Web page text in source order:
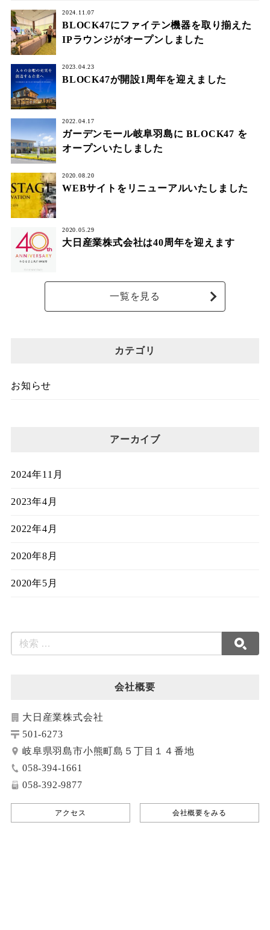
2024.11.07
BLOCK47にファイテン機器を取り揃えた
IPラウンジがオープンしました
2023.04.23
BLOCK47が開設1周年を迎えました
2022.04.17
ガーデンモール岐阜羽島に BLOCK47 を
オープンいたしました
2020.08.20
WEBサイトをリニューアルいたしました
2020.05.29
大日産業株式会社は40周年を迎えます
一覧を見る
カテゴリ
お知らせ
アーカイブ
2024年11月
2023年4月
2022年4月
2020年8月
2020年5月
会社概要
大日産業株式会社
501-6273
岐阜県羽島市小熊町島５丁目１４番地
058-394-1661
058-392-9877
アクセス 会社概要をみる